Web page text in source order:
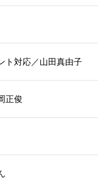
ト対応／山田真由子
正俊